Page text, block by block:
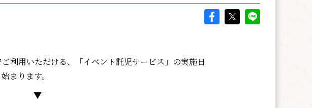
ご利用いただける、「イベント託児サービス」の実施日
まります。
▼